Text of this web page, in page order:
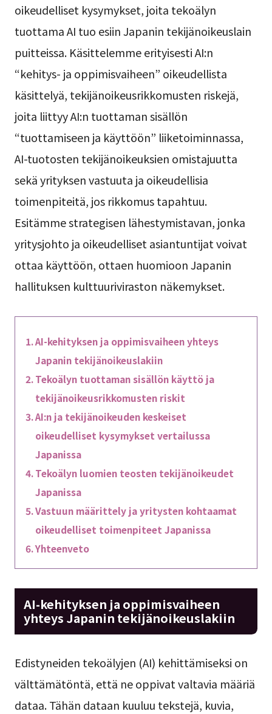
oikeudelliset kysymykset, joita tekoälyn
tuottama AI tuo esiin Japanin tekijänoikeuslain
puitteissa. Käsittelemme erityisesti AI:n
“kehitys- ja oppimisvaiheen” oikeudellista
käsittelyä, tekijänoikeusrikkomusten riskejä,
joita liittyy AI:n tuottaman sisällön
“tuottamiseen ja käyttöön” liiketoiminnassa,
AI-tuotosten tekijänoikeuksien omistajuutta
sekä yrityksen vastuuta ja oikeudellisia
toimenpiteitä, jos rikkomus tapahtuu.
Esitämme strategisen lähestymistavan, jonka
yritysjohto ja oikeudelliset asiantuntijat voivat
ottaa käyttöön, ottaen huomioon Japanin
hallituksen kulttuuriviraston näkemykset.
AI-kehityksen ja oppimisvaiheen yhteys
Japanin tekijänoikeuslakiin
Tekoälyn tuottaman sisällön käyttö ja
tekijänoikeusrikkomusten riskit
AI:n ja tekijänoikeuden keskeiset
oikeudelliset kysymykset vertailussa
Japanissa
Tekoälyn luomien teosten tekijänoikeudet
Japanissa
Vastuun määrittely ja yritysten kohtaamat
oikeudelliset toimenpiteet Japanissa
Yhteenveto
AI-kehityksen ja oppimisvaiheen
yhteys Japanin tekijänoikeuslakiin
Edistyneiden tekoälyjen (AI) kehittämiseksi on
välttämätöntä, että ne oppivat valtavia määriä
dataa. Tähän dataan kuuluu tekstejä, kuvia,